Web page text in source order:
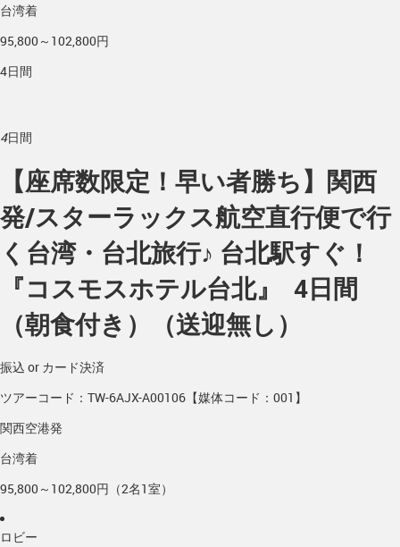
台湾着
95,800～102,800円
4日間
4日間
【座席数限定！早い者勝ち】関西
発/スターラックス航空直行便で行
く台湾・台北旅行♪ 台北駅すぐ！
『コスモスホテル台北』 4日間
（朝食付き）（送迎無し）
振込 or カード決済
ツアーコード：TW-6AJX-A00106【媒体コード：001】
関西空港発
台湾着
95,800～102,800円（2名1室）
ロビー